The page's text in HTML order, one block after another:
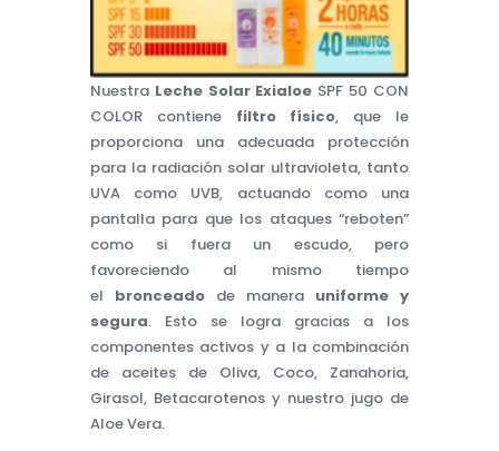
Nuestra Leche Solar Exialoe SPF 50 CON
COLOR contiene filtro físico, que le
proporciona una adecuada protección
para la radiación solar ultravioleta, tanto
UVA como UVB, actuando como una
pantalla para que los ataques “reboten”
como si fuera un escudo, pero
favoreciendo al mismo tiempo
el bronceadode manera uniforme y
segura. Esto se logra gracias a los
componentes activos y a la combinación
de aceites de Oliva, Coco, Zanahoria,
Girasol, Betacarotenos y nuestro jugo de
Aloe Vera.